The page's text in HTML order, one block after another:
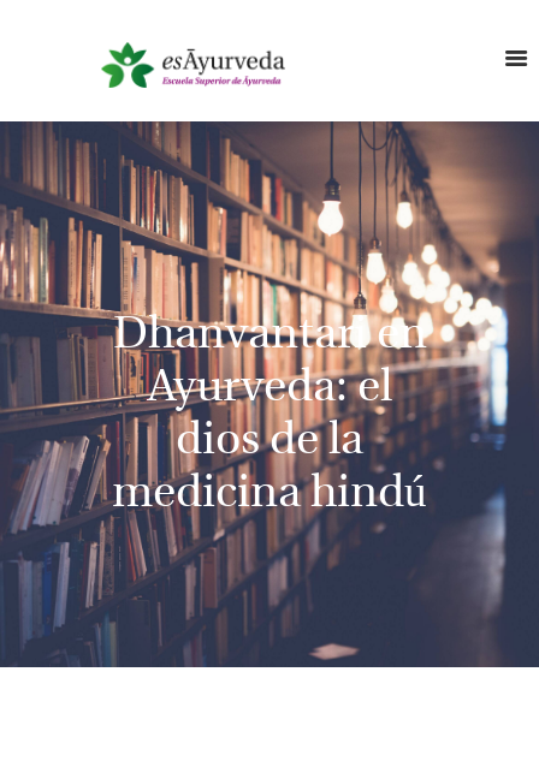
Dhanvantari en
Ayurveda: el
dios de la
medicina hindú